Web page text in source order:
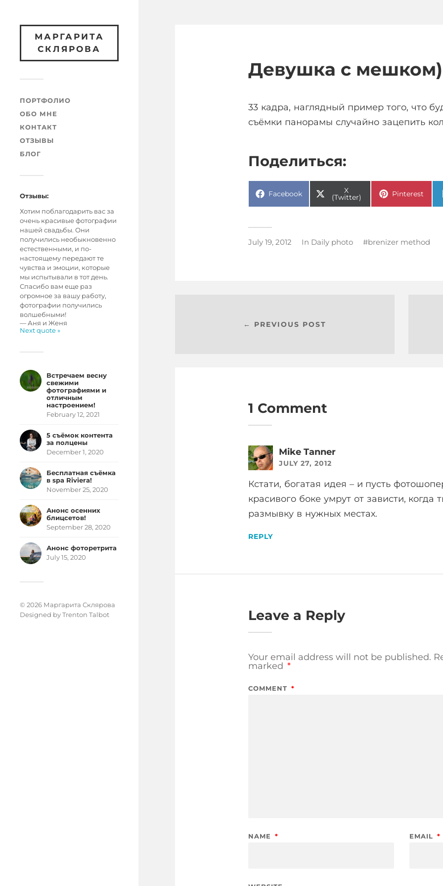
МАРГАРИТА
СКЛЯРОВА
ПОРТФОЛИО
ОБО МНЕ
КОНТАКТ
ОТЗЫВЫ
БЛОГ
Отзывы:
Хотим поблагодарить вас за
очень красивые фотографии
нашей свадьбы. Они
получились необыкновенно
естественными, и по-
настоящему передают те
чувства и эмоции, которые
мы испытывали в тот день.
Спасибо вам еще раз
огромное за вашу работу,
фотографии получились
волшебными!
— Аня и Женя
Next quote »
Встречаем весну
свежими
фотографиями и
отличным
настроением!
February 12, 2021
5 съёмок контента
за полцены
December 1, 2020
Бесплатная съёмка
в spa Riviera!
November 25, 2020
Анонс осенних
блицсетов!
September 28, 2020
Анонс фоторетрита
July 15, 2020
© 2026 Маргарита Склярова
Designed byTrenton Talbot
Девушка с мешком)
33 кадра, наглядный пример того, что
съёмки панорамы случайно зацепить
Поделиться:
Facebook X
(Twitter) Pinterest
July 19, 2012 In Daily photo brenizer method
← PREVIOUS POST
1 Comment
Mike Tanner
JULY 27, 2012
Кстати, богатая идея – и пусть
красивого боке умрут от зависти, когда
размывку в нужных местах.
REPLY
Leave a Reply
Your email address will not be published.
marked *
COMMENT *
NAME * EMAIL *